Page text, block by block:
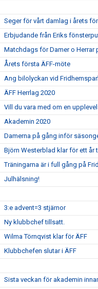
Seger för vårt damlag i årets
Erbjudande från Eriks
Matchdags för Damer o Herrar
Årets första ÄFF-möte
Ang bilolyckan vid
ÄFF Herrlag 2020
Vill du vara med om en
Akademin 2020
Damerna på gång inför
Björn Westerblad klar för ett år
Träningarna är i full gång på
Julhälsning!
3:e advent=3 stjärnor
Ny klubbchef tillsatt.
Wilma Törnqvist klar för ÄFF
Klubbchefen slutar i ÄFF
Sista veckan för akademin